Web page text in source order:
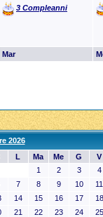
3 Compleanni
Mar
2026
L Ma Me G V
1 2 3 4
7 8 9 10 11
14 15 16 17 18
21 22 23 24 25